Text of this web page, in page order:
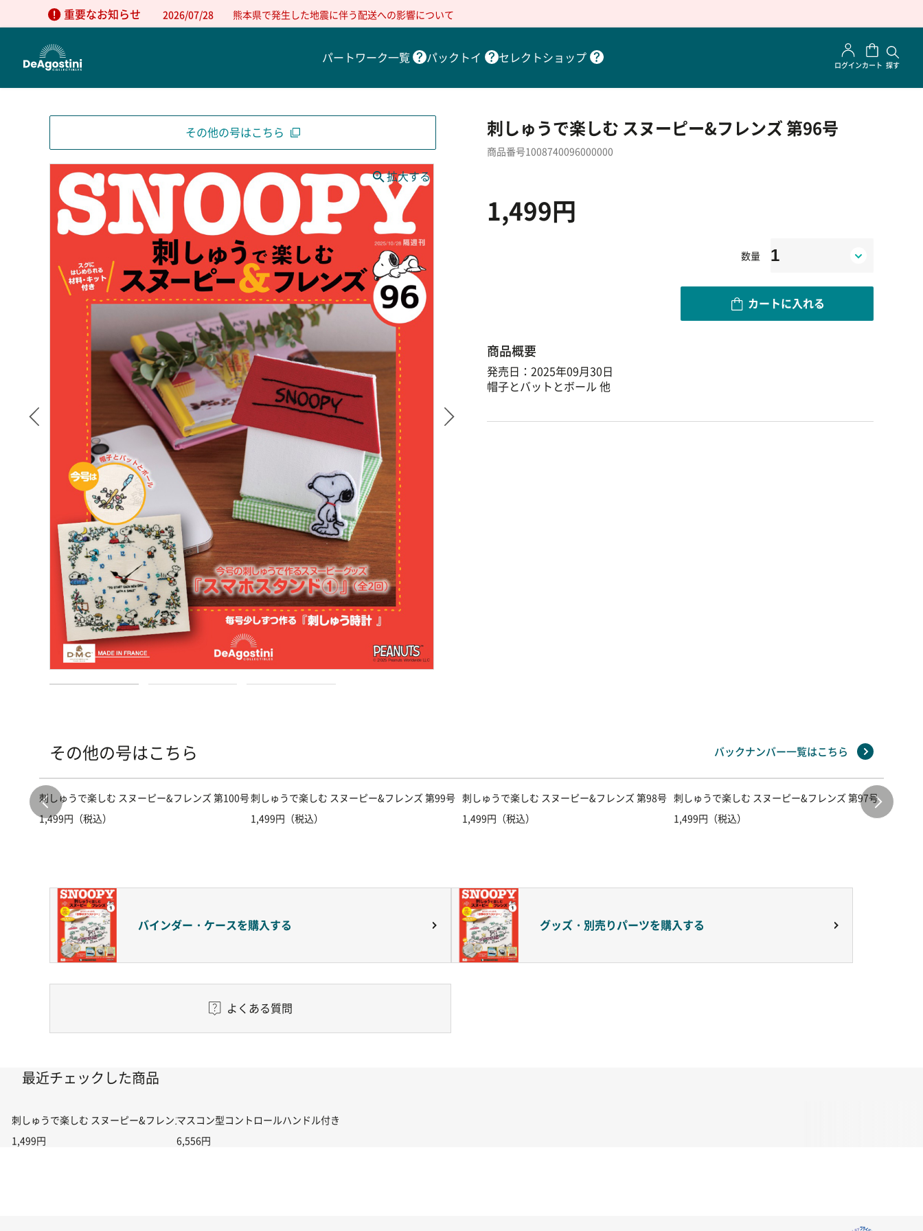
2026/07/28
重要なお知らせ 熊本県で発生した地震に伴う配送への影響について
パートワーク一覧 パックトイ セレクトショップ ログインカート 探す
その他の号はこちら 刺しゅうで楽しむ スヌーピー&フレンズ 第96号
商品番号1008740096000000
1,499円
数量
カートに入れる
商品概要
発売日：2025年09月30日
帽子とバットとボール 他
その他の号はこちら
71号 刺しゅうで楽しむ スヌーピー&フレンズ 第100号
1,499円（税込）
刺しゅうで楽しむ スヌーピー&フレンズ 第99号
1,499円（税込）
刺しゅうで楽しむ スヌーピー&フレンズ 第98号
1,499円（税込）
刺しゅうで楽しむ スヌーピー&フレンズ 第97号
1,499円（税込）
刺しゅ
1,499円
バックナンバー一覧はこちら
バインダー・ケースを購入する グッズ・別売りパーツを購入する
よくある質問
最近チェックした商品
刺しゅうで楽しむ スヌーピー&フレンズ 第96号
1,499円
マスコン型コントロールハンドル付き コントローラー＆ポイント切り替えスイッチRC-02/C002 /A062
6,556円